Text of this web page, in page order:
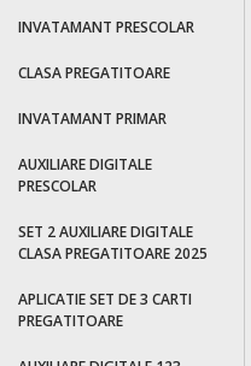
INVATAMANT PRESCOLAR
CLASA PREGATITOARE
INVATAMANT PRIMAR
AUXILIARE DIGITALE
PRESCOLAR
SET 2 AUXILIARE DIGITALE
CLASA PREGATITOARE 2025
APLICATIE SET DE 3 CARTI
PREGATITOARE